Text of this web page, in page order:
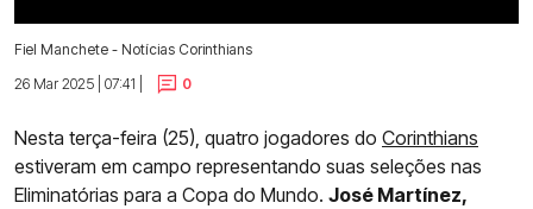
Fiel Manchete - Notícias Corinthians
26 Mar 2025 | 07:41 |
0
Nesta terça-feira (25), quatro jogadores do Corinthians
estiveram em campo representando suas seleções nas
Eliminatórias para a Copa do Mundo. José Martínez,